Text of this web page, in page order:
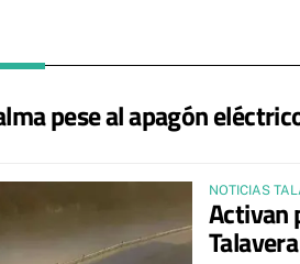
pese al apagón
NOTICIAS
Activan